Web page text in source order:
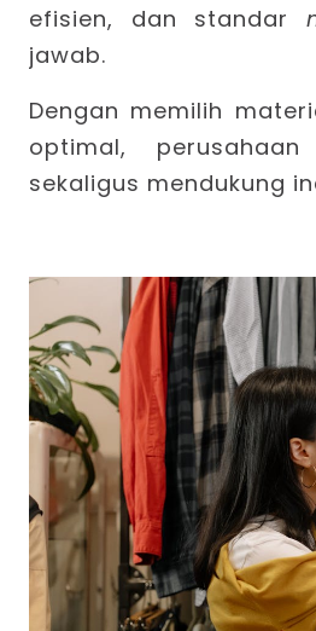
efisien, dan standar
jawab.
Dengan memilih
optimal,
sekaligus mendukung